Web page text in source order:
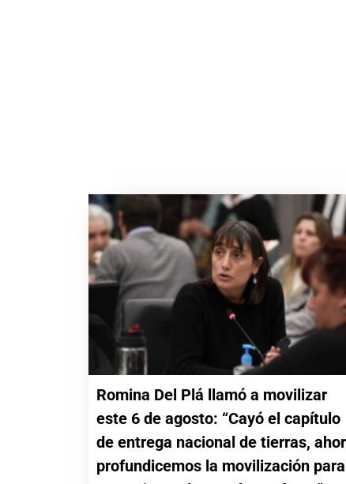
Romina Del Plá llamó a movilizar
este 6 de agosto: “Cayó el capítulo
de entrega nacional de tierras,
profundicemos la movilización para